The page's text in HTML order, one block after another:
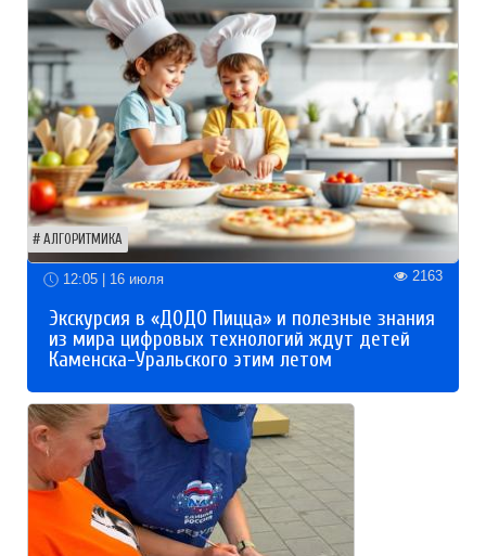
АЛГОРИТМИКА
12:05 | 16 июля 2163
Экскурсия в «ДОДО Пицца» и полезные знания
из мира цифровых технологий ждут детей
Каменска-Уральского этим летом